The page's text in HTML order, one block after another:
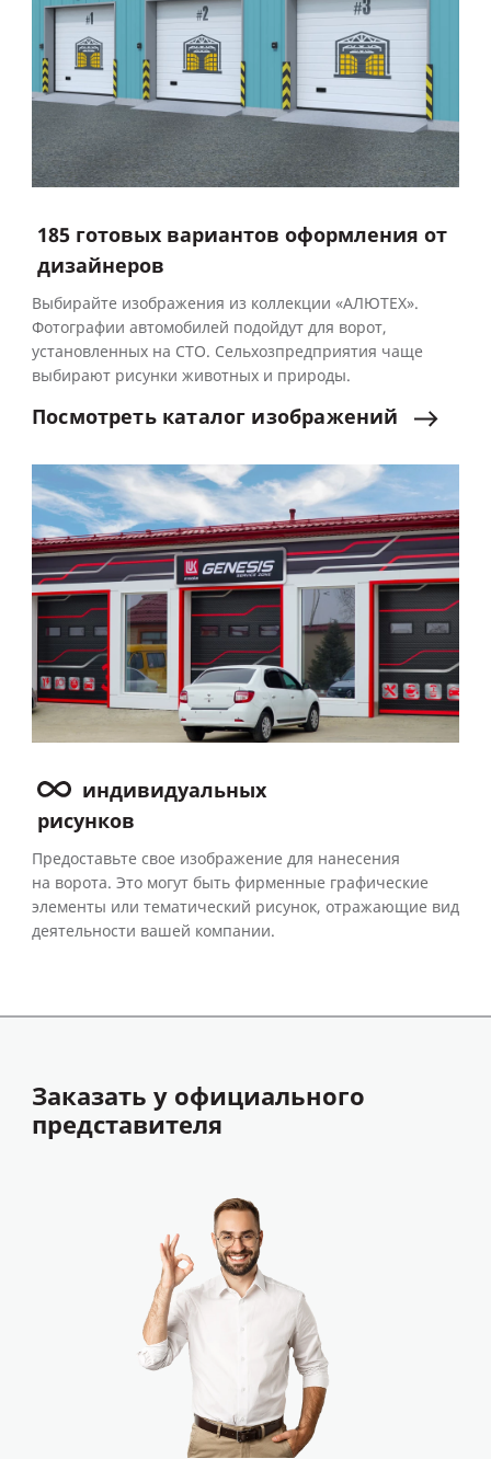
185 готовых вариантов оформления от
дизайнеров
Выбирайте изображения из коллекции «АЛЮТЕХ».
Фотографии автомобилей подойдут для ворот,
установленных на СТО. Сельхозпредприятия чаще
выбирают рисунки животных и природы.
Посмотреть каталог изображений
индивидуальных
рисунков
Предоставьте свое изображение для нанесения
на ворота. Это могут быть фирменные графические
элементы или тематический рисунок, отражающие вид
деятельности вашей компании.
Заказать у официального
представителя